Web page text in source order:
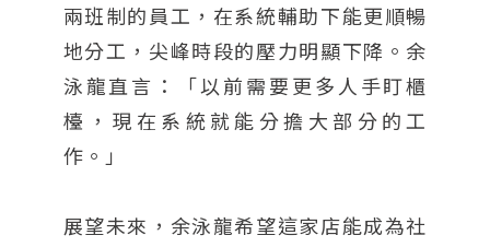
兩班制的員工，在系統輔助下能更順暢
地分工，尖峰時段的壓力明顯下降。余
泳龍直言：「以前需要更多人手盯櫃
檯，現在系統就能分擔大部分的工
作。」
展望未來，余泳龍希望這家店能成為社